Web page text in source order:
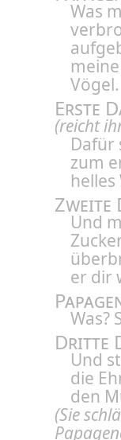
Was
Vögel.
Erste
(reicht
Dafür
zum
helles
Zweite
Und
er dir
Was?
Dritte
Und
die
den
(Sie